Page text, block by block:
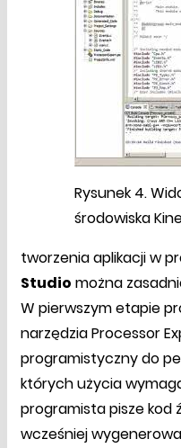
Rysunek 4.
środowiska
tworzenia aplikacji w
Studio można
W pierwszym etapie
narzędzia Processor
programistyczny do
których użycia
programista pisze kod
wcześniej